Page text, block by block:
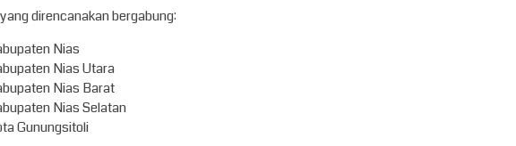
direncanakan bergabung:
Nias
Nias Utara
Nias Barat
Nias Selatan
Gunungsitoli